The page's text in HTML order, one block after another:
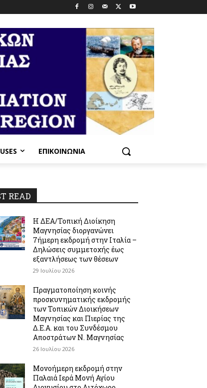
ΕΠΙΚΟΙΝΩΝΊΑ
READ
Η ΔΕΑ/Τοπική Διοίκηση
Μαγνησίας διοργανώνει
7ήμερη εκδρομή στην Ιταλία –
Δηλώσεις συμμετοχής έως
εξαντλήσεως των θέσεων
29 Ιουλίου 2026
Πραγματοποίηση κοινής
προσκυνηματικής εκδρομής
των Τοπικών Διοικήσεων
Μαγνησίας και Πιερίας της
Δ.Ε.Α. και του Συνδέσμου
Αποστράτων Ν. Μαγνησίας
26 Ιουλίου 2026
Μονοήμερη εκδρομή στην
Παλαιά Ιερά Μονή Αγίου